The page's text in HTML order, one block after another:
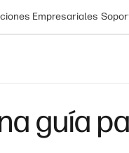
Empresariales
guía